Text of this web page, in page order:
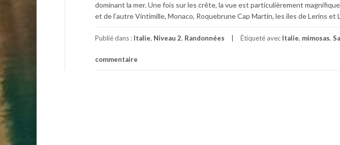
dominant la mer. Une fois sur les crête, la vue est particulièrement
et de l’autre Vintimille, Monaco, Roquebrune Cap Martin, les iles de Lerins et
Publié dans : Italie, Niveau 2, Randonnées Étiqueté avec Italie, mimosas,
commentaire